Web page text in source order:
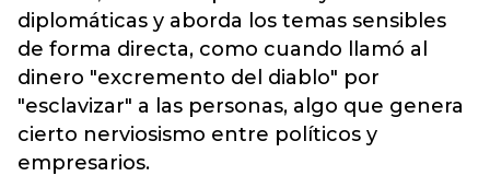
diplomáticas y aborda los temas sensibles
de forma directa, como cuando llamó al
dinero "excremento del diablo" por
"esclavizar" a las personas, algo que genera
cierto nerviosismo entre políticos y
empresarios.